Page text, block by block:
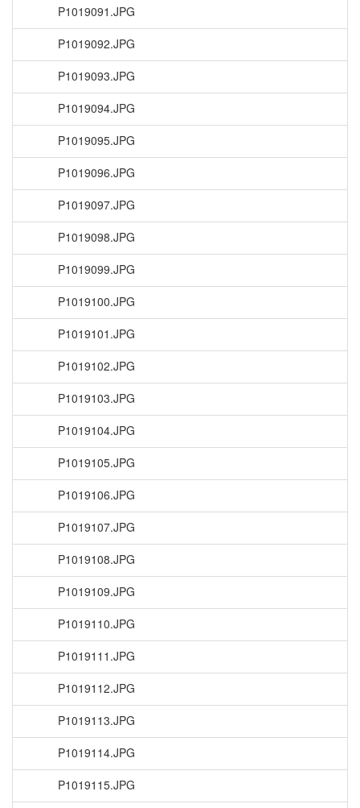
P1019091.JPG
P1019092.JPG
P1019093.JPG
P1019094.JPG
P1019095.JPG
P1019096.JPG
P1019097.JPG
P1019098.JPG
P1019099.JPG
P1019100.JPG
P1019101.JPG
P1019102.JPG
P1019103.JPG
P1019104.JPG
P1019105.JPG
P1019106.JPG
P1019107.JPG
P1019108.JPG
P1019109.JPG
P1019110.JPG
P1019111.JPG
P1019112.JPG
P1019113.JPG
P1019114.JPG
P1019115.JPG